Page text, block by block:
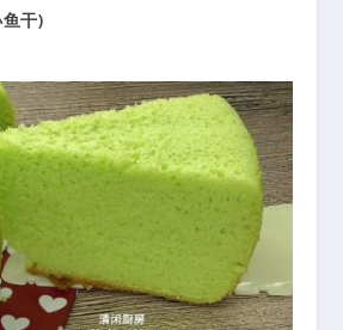
干)